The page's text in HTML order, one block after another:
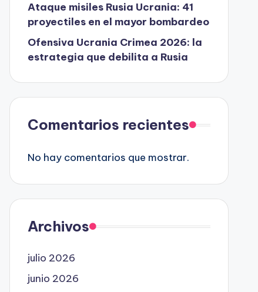
Ataque misiles Rusia Ucrania: 41
proyectiles en el mayor bombardeo
Ofensiva Ucrania Crimea 2026: la
estrategia que debilita a Rusia
Comentarios recientes
No hay comentarios que mostrar.
Archivos
julio 2026
junio 2026